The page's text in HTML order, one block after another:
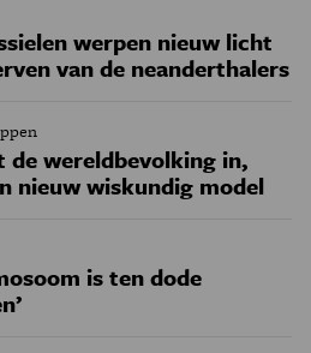
werpen nieuw licht
van de neanderthalers
de wereldbevolking in,
nieuw wiskundig model
is ten dode